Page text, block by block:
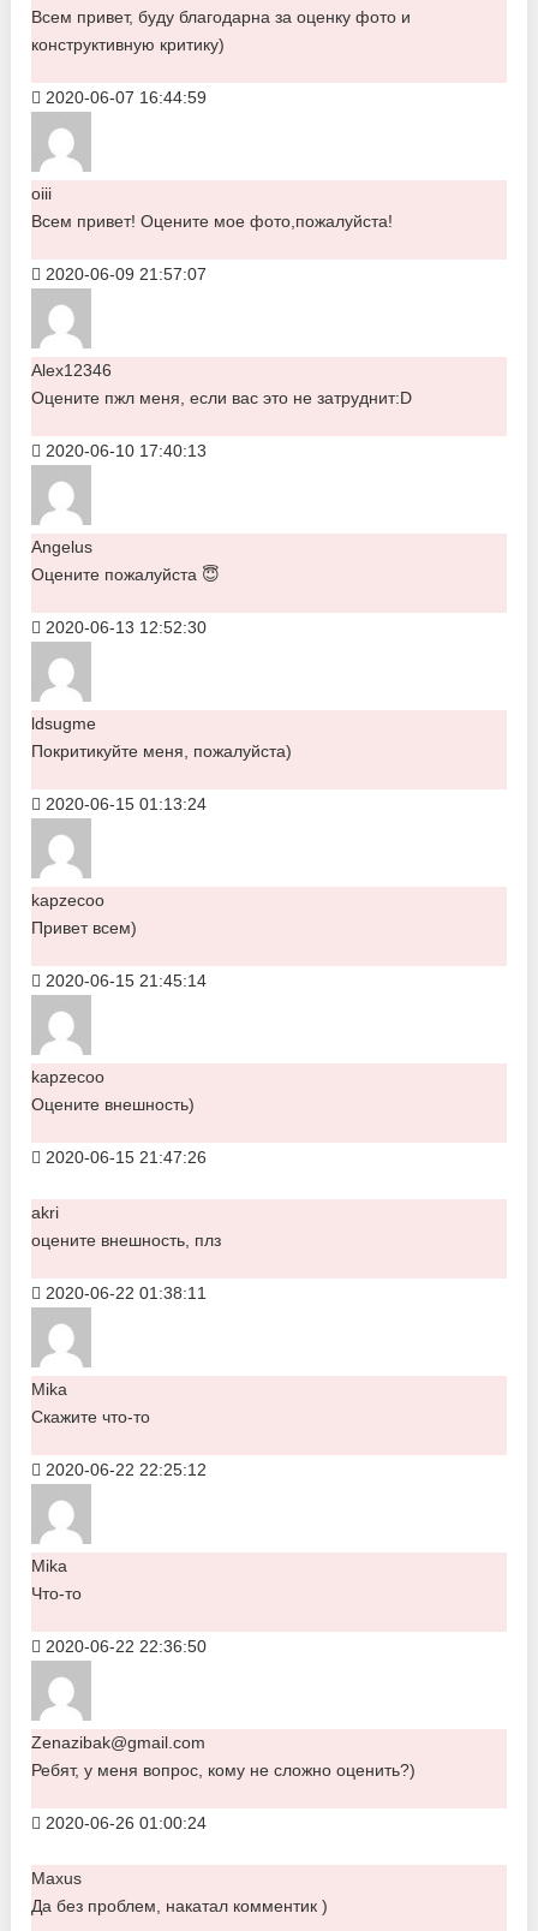
Всем привет, буду благодарна за оценку фото и
конструктивную критику)
2020-06-07 16:44:59
oiii
Всем привет! Оцените мое фото,пожалуйста!
2020-06-09 21:57:07
Alex12346
Оцените пжл меня, если вас это не затруднит:D
2020-06-10 17:40:13
Angelus
Оцените пожалуйста 😇
2020-06-13 12:52:30
ldsugme
Покритикуйте меня, пожалуйста)
2020-06-15 01:13:24
kapzecoo
Привет всем)
2020-06-15 21:45:14
kapzecoo
Оцените внешность)
2020-06-15 21:47:26
akri
оцените внешность, плз
2020-06-22 01:38:11
Mika
Скажите что-то
2020-06-22 22:25:12
Mika
Что-то
2020-06-22 22:36:50
Zenazibak@gmail.com
Ребят, у меня вопрос, кому не сложно оценить?)
2020-06-26 01:00:24
Maxus
Да без проблем, накатал комментик )